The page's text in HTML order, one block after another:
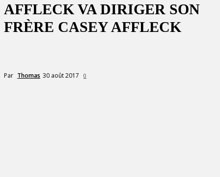
AFFLECK VA DIRIGER SON
FRÈRE CASEY AFFLECK
Par Thomas 30 août 2017 0